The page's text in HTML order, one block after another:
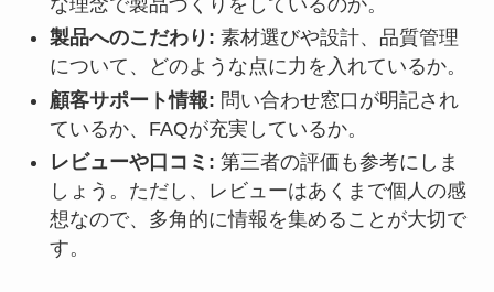
製品へのこだわり: 素材選びや設計、品質管理
について、どのような点に力を入れているか。
顧客サポート情報: 問い合わせ窓口が明記され
ているか、FAQが充実しているか。
レビューや口コミ: 第三者の評価も参考にしま
しょう。ただし、レビューはあくまで個人の感
想なので、多角的に情報を集めることが大切で
す。